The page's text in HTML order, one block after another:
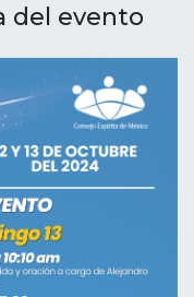
del evento